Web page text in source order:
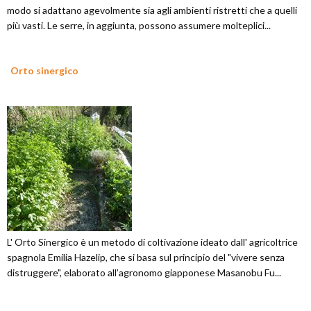
modo si adattano agevolmente sia agli ambienti ristretti che a quelli
più vasti. Le serre, in aggiunta, possono assumere molteplici...
Orto sinergico
L' Orto Sinergico è un metodo di coltivazione ideato dall' agricoltrice
spagnola Emilia Hazelip, che si basa sul principio del "vivere senza
distruggere", elaborato all’agronomo giapponese Masanobu Fu...